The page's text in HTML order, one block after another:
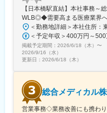
・会議や打ち合わせで必
います）が発生します。
※国内出張の頻度は1~3回/
ます。）
■組織構成：
CMC担当11名（2名男性、
ャリアを築ける環境です。
こちらの組織には、内資
研究所での経験、CMC薬
【日本橋駅直結】本社事務～
WLB◎◆需要高まる医療業界
掲載予定期間： 2026/6/18（木） 〜
2026/9/16（水）
更新日： 2026/6/18（木）
総合メディカル
営業事務◇業務改善にも携わ